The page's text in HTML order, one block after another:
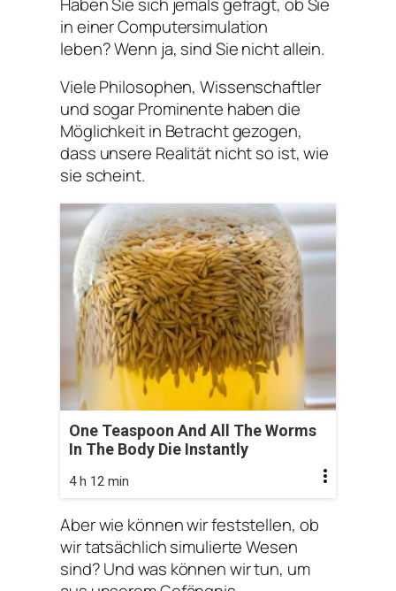
in einer Computersimulation
leben? Wenn ja, sind Sie nicht allein.
Viele Philosophen, Wissenschaftler
und sogar Prominente haben die
Möglichkeit in Betracht gezogen,
dass unsere Realität nicht so ist, wie
sie scheint.
One Teaspoon And All The Worms
In The Body Die Instantly
4 h 12 min
Aber wie können wir feststellen, ob
wir tatsächlich simulierte Wesen
sind? Und was können wir tun, um